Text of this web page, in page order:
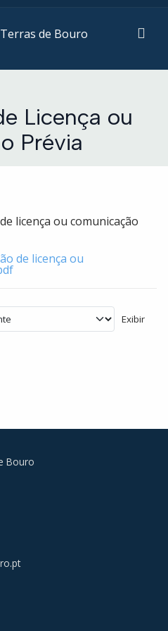
Licença ou
Prévia
licença ou comunicação
de licença ou
Exibir